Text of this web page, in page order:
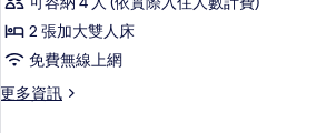
情
雙
人
的
2 張加大雙人床
免費無線上網
更多資訊
更